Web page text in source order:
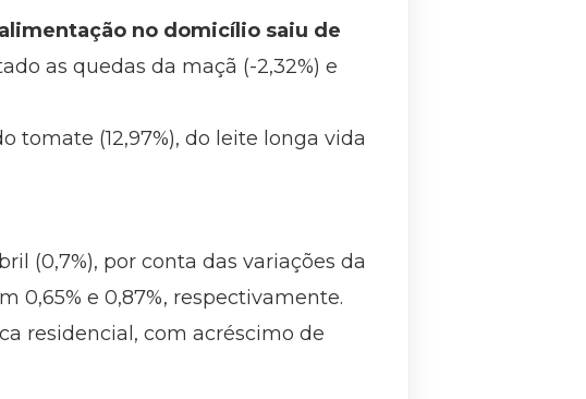
no domicílio saiu de
as quedas da maçã (-2,32%) e
tomate (12,97%), do leite longa vida
(0,7%), por conta das variações da
0,65% e 0,87%, respectivamente.
residencial, com acréscimo de